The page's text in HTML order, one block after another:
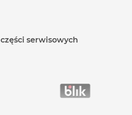
serwisowych